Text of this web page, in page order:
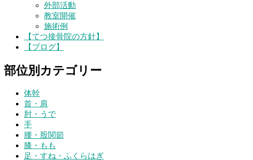
外部活動
教室開催
施術例
【てつ接骨院の方針】
【ブログ】
部位別カテゴリー
体幹
首・肩
肘・うで
手
腰・股関節
膝・もも
足・すね・ふくらはぎ